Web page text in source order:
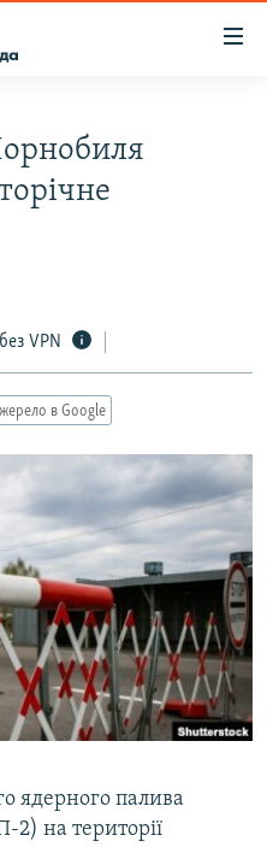
VPN
в Google
ядерного палива
2) на території